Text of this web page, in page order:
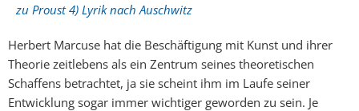
zu Proust 4) Lyrik nach Auschwitz
Herbert Marcuse hat die Beschäftigung mit Kunst und ihrer
Theorie zeitlebens als ein Zentrum seines theoretischen
Schaffens betrachtet, ja sie scheint ihm im Laufe seiner
Entwicklung sogar immer wichtiger geworden zu sein. Je